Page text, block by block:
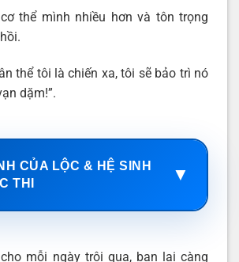
thể mình nhiều hơn và tôn trọng
thể tôi là chiến xa, tôi sẽ bảo trì nó
dặm!”.
CỦA LỘC & HỆ SINH
THI
▼
mỗi ngày trôi qua, bạn lại càng